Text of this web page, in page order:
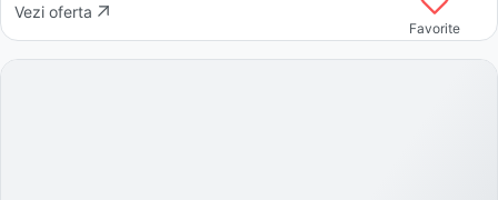
Vezi oferta
Favorite